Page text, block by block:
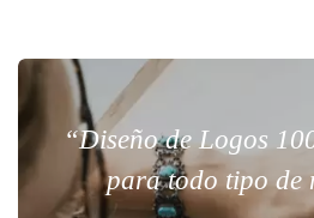
“Diseño de Logos
para todo tipo de